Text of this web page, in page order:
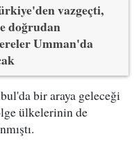
vazgeçti,
doğrudan
Umman'da
bir araya geleceği
ülkelerinin de